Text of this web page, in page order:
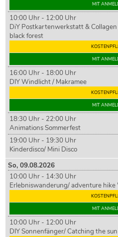
MIT
10:00 Uhr - 12:00 Uhr
DiY Postkartenwerkstatt &
black forest
MIT
16:00 Uhr - 18:00 Uhr
DIY Windlicht / Makramee
MIT
18:30 Uhr - 22:00 Uhr
Animations Sommerfest
19:00 Uhr - 19:30 Uhr
Kinderdisco/ Mini Disco
So,09.08.2026
10:00 Uhr - 14:30 Uhr
Erlebniswanderung/ adventure
MIT
10:00 Uhr - 12:00 Uhr
DIY Sonnenfänger/ Catching the sun